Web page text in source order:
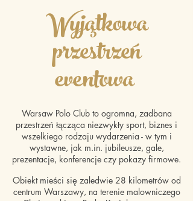
Wyjątkowa
przestrzeń
eventowa
Warsaw Polo Club to ogromna, zadbana
przestrzeń łącząca niezwykły sport, biznes i
wszelkiego rodzaju wydarzenia - w tym i
wystawne, jak m.in. jubileusze, gale,
prezentacje, konferencje czy pokazy firmowe.
Obiekt mieści się zaledwie 28 kilometrów od
centrum Warszawy, na terenie malowniczego